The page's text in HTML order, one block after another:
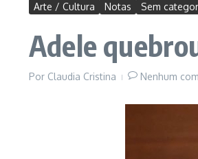
Arte / Cultura Notas Sem
Adele
Por Claudia Cristina Nenhum